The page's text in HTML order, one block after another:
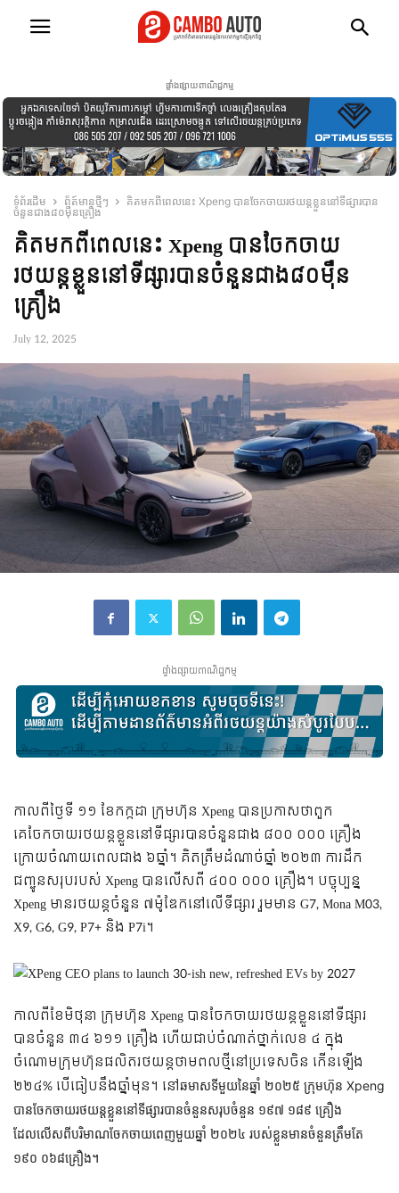
ផ្ទាំងផ្សាយពាណិជ្ជកម្ម
ទំព័រដើម ព័ត៍មានថ្មីៗ
គិតមកពីពេលនេះ Xpeng បានចែកចាយ​រថយន្ដខ្លួននៅទីផ្សារបាន
ចំនួនជាង៨០មុឺនគ្រឿង
គិតមកពីពេលនេះ Xpeng បានចែកចាយ​
រថយន្ដខ្លួននៅទីផ្សារបានចំនួនជាង៨០មុឺន
គ្រឿង
July 12, 2025
ផ្ទាំងផ្សាយពាណិជ្ជកម្ម
កាលពីថ្ងៃទី ១១ ខែកក្កដា ក្រុមហ៊ុន Xpeng បានប្រកាសថាពួក
គេចែកចាយ​រថយន្ដខ្លួននៅទីផ្សារបានចំនួនជាង ៨០០ ០០០ គ្រឿង
ក្រោយចំណាយពេលជាង ៦ឆ្នាំ។ គិតត្រឹមដំណាច់ឆ្នាំ ២០២៣ ការដឹក
ជញ្ជូនសរុបរបស់ Xpeng បានលើសពី ៤០០ ០០០ គ្រឿង។ បច្ចុប្បន្ន
Xpeng មានរថយន្ដចំនួន ៧ម៉ូឌែកនៅលើទីផ្សារ រួមមាន G7, Mona M03,
X9, G6, G9, P7+ និង P7i។
កាលពីខែមិថុនា ក្រុមហ៊ុន Xpeng បានចែកចាយ​រថយន្ដខ្លួននៅទីផ្សារ
បានចំនួន ៣៤ ៦១១ គ្រឿង ហើយជាប់ចំណាត់ថ្នាក់លេខ ៤ ក្នុង
ចំណោមក្រុមហ៊ុនផលិតរថយន្តថាមពលថ្មីនៅប្រទេសចិន កើនឡើង
២២៤% បើធៀបនឹងឆ្នាំមុន។ នៅឆមាសទីមួយនៃឆ្នាំ ២០២៥ ក្រុមហ៊ុន Xpeng
បានចែកចាយ​រថយន្ដខ្លួននៅទីផ្សារបានចំនួនសរុបចំនួន ១៩៧ ១៨៩ គ្រឿង
ដែលលើសពីបរិមាណចែកចាយពេញមួយឆ្នាំ ២០២៤ របស់ខ្លួនមានចំនួនត្រឹមតែ
១៩០ ០៦៨គ្រឿង។